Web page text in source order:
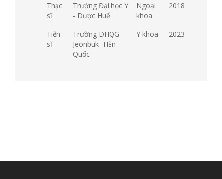
Thạc
sĩ
Trường Đại học Y
- Dược Huế
Ngoại
khoa
2018
Tiến
sĩ
Trường DHQG
Jeonbuk- Hàn
Quốc
Y khoa 2023